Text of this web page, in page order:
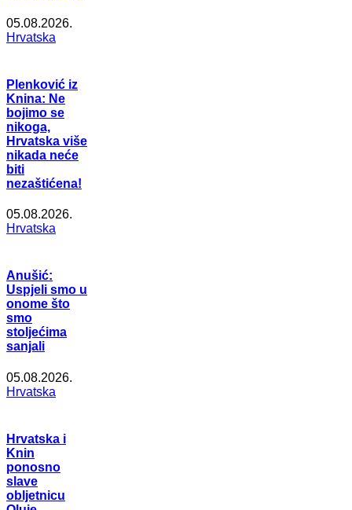
05.08.2026.
Hrvatska
Plenković iz
Knina: Ne
bojimo se
nikoga,
Hrvatska više
nikada neće
biti
nezaštićena!
05.08.2026.
Hrvatska
Anušić:
Uspjeli smo u
onome što
smo
stoljećima
sanjali
05.08.2026.
Hrvatska
Hrvatska i
Knin
ponosno
slave
obljetnicu